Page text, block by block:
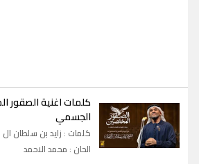
كلمات اغنية الصقور
الجسمي
كلمات : زايد بن سلطان ال
الحان : محمد الاحمد